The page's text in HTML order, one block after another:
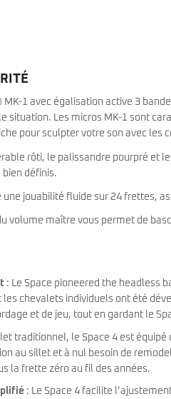
1 avec égalisation active 3
situation. Les micros MK-1 sont
pour sculpter votre son avec les
rôti, le palissandre pourpré et
bien définis.
une jouabilité fluide sur 24 frettes,
volume maître vous permet de
: Le Space pioneered the headless
les chevalets individuels ont été
et de jeu, tout en gardant le
traditionnel, le Space 4 est
au sillet et à nul besoin de
la frette zéro au fil des années.
: Le Space 4 facilite